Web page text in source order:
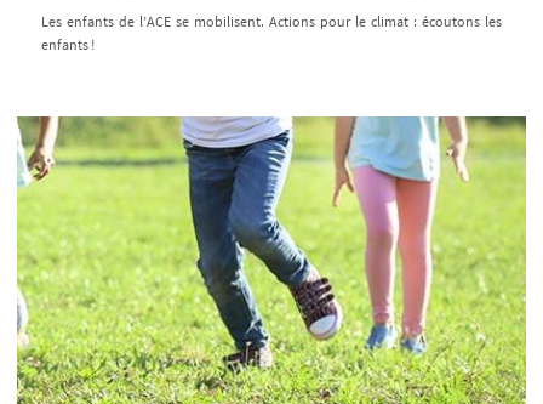
Les enfants de l’ACE se mobilisent. Actions pour le climat : écoutons les
enfants !